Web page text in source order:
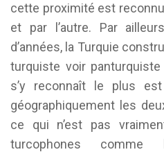
cette proximité est
et par l’autre. Par
d’années, la Turquie
turquiste voir
s’y reconnaît le plus est
géographiquement les
ce qui n’est pas
turcophones comme